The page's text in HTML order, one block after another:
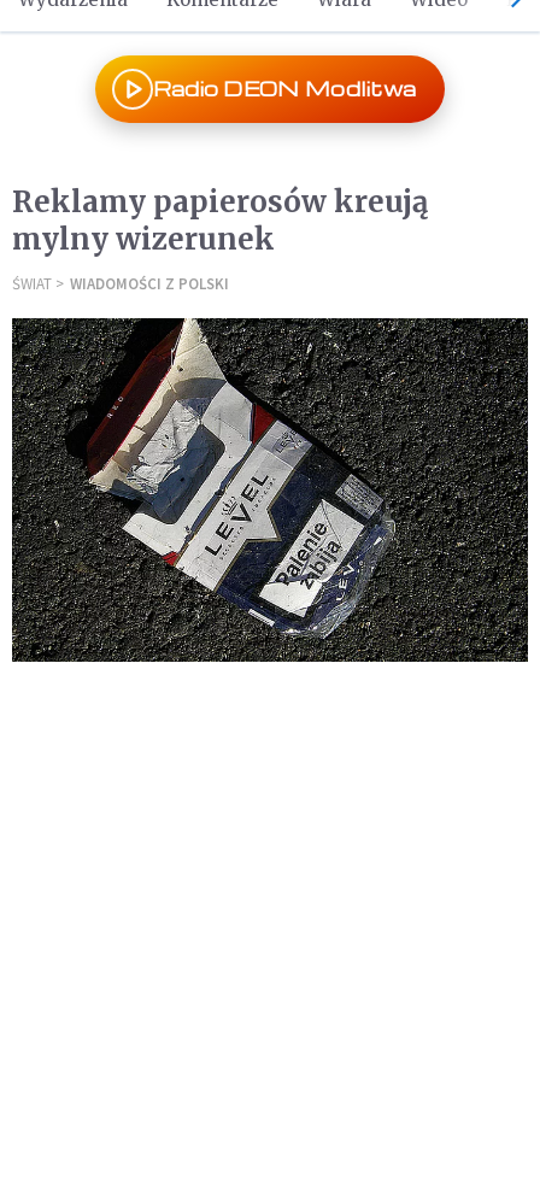
Radio DEON Modlitwa
Reklamy papierosów kreują
mylny wizerunek
ŚWIAT WIADOMOŚCI Z POLSKI